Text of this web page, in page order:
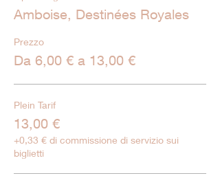
Amboise, Destinées Royales
Prezzo
Da 6,00 € a 13,00 €
Plein Tarif
13,00 €
+0,33 € di commissione di servizio sui
biglietti